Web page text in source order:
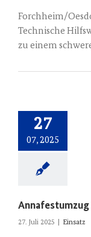
Forchheim/
Technische
zu einem
27
07, 2025
Annafestumzug
27. Juli 2025 Einsatz